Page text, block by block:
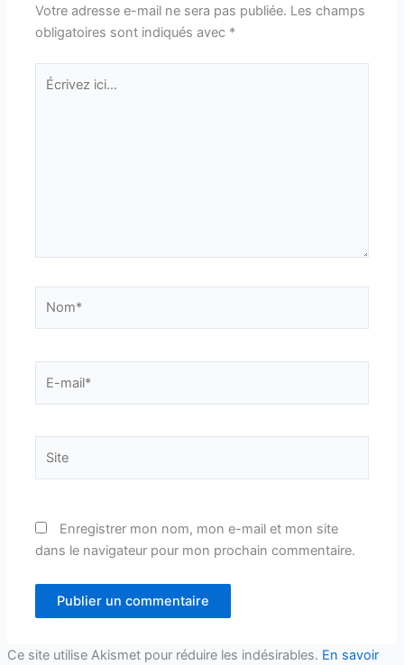
Votre adresse e-mail ne sera pas publiée. Les champs
obligatoires sont indiqués avec *
Écrivez
ici…
mail*
Enregistrer mon nom, mon e-mail et mon site
dans le navigateur pour mon prochain commentaire.
Ce site utilise Akismet pour réduire les indésirables. En savoir